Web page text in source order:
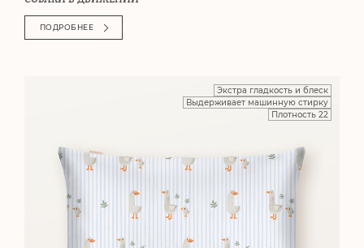
ПОДРОБНЕЕ
Экстра гладкость и блеск
Выдерживает машинную стирку
Плотность 22